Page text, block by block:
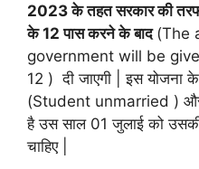
2023 के तहत सरकार की तरफ
के 12 पास करने के बाद (The
government will be
12 ) दी जाएगी | इस योजना के
(Student unmarried ) और
है उस साल 01 जुलाई को
चाहिए |